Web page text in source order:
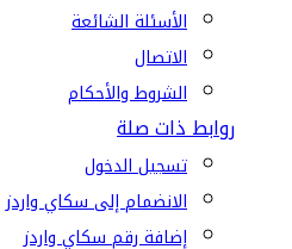
الأسئلة الشائعة
الاتصال
الشروط والأحكام
روابط ذات صلة
تسجيل الدخول
الانضمام إلى سكاي واردز
إضافة رقم سكاي واردز